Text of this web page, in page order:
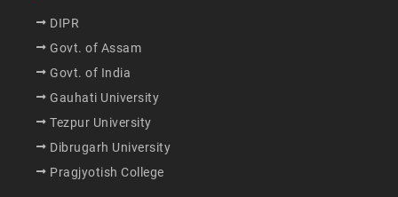
DIPR
Govt. of Assam
Govt. of India
Gauhati University
Tezpur University
Dibrugarh University
Pragjyotish College